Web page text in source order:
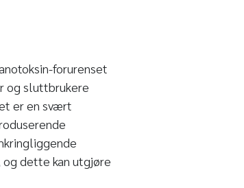
forurenset
og sluttbrukere
er en svært
og dette kan utgjøre